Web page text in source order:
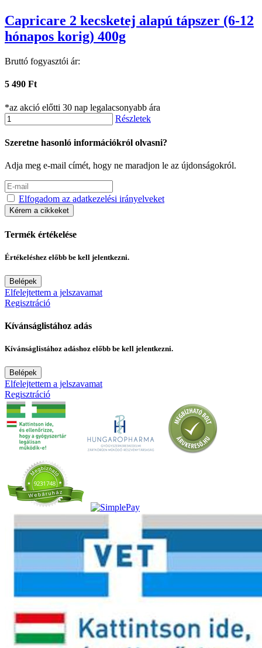
Capricare 2 kecsketej alapú tápszer (6-12
hónapos korig) 400g
Bruttó fogyasztói ár:
5 490 Ft
*az akció előtti 30 nap legalacsonyabb ára
Részletek
Szeretne hasonló információkról olvasni?
Adja meg e-mail címét, hogy ne maradjon le az újdonságokról.
Elfogadom az adatkezelési irányelveket
Kérem a cikkeket
Termék értékelése
Értékeléshez előbb be kell jelentkezni.
Belépek
Elfelejtettem a jelszavamat
Regisztráció
Kívánságlistához adás
Kívánságlistához adáshoz előbb be kell jelentkezni.
Belépek
Elfelejtettem a jelszavamat
Regisztráció